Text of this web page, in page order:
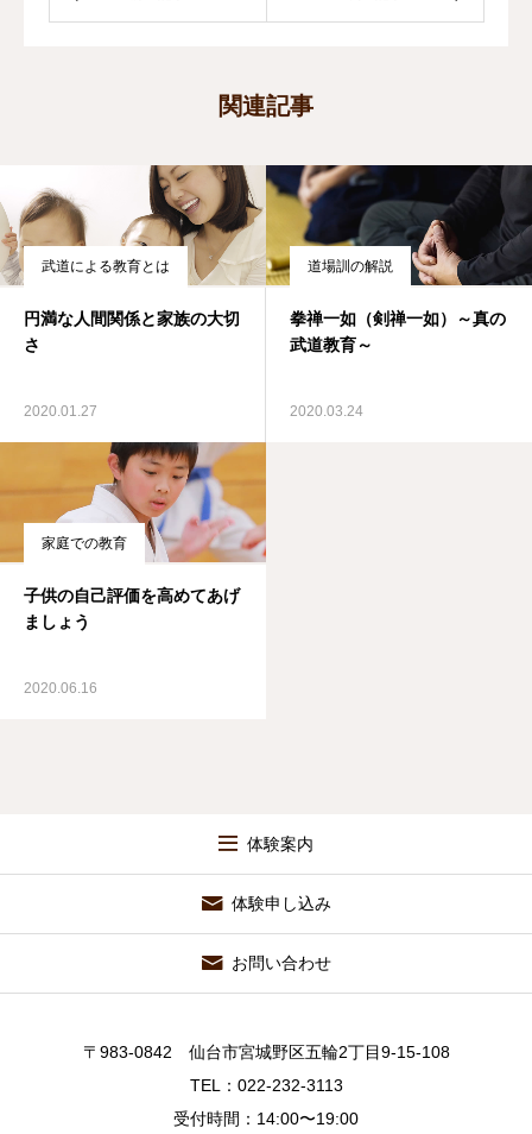
関連記事
武道による教育とは
円満な人間関係と家族の大切
さ
2020.01.27
道場訓の解説
拳禅一如（剣禅一如）～真の
武道教育～
2020.03.24
家庭での教育
子供の自己評価を高めてあげ
ましょう
2020.06.16
体験案内
体験申し込み
お問い合わせ
〒983-0842 仙台市宮城野区五輪2丁目9-15-108
TEL：022-232-3113
受付時間：14:00〜19:00